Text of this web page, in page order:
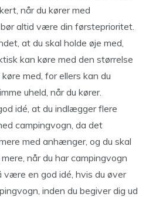
når du kører med
altid være din førsteprioritet.
at du skal holde øje med,
kan køre med den størrelse
med, for ellers kan du
uheld, når du kører.
idé, at du indlægger flere
campingvogn, da det
med anhænger, og du skal
når du har campingvogn
være en god idé, hvis du øver
inden du begiver dig ud